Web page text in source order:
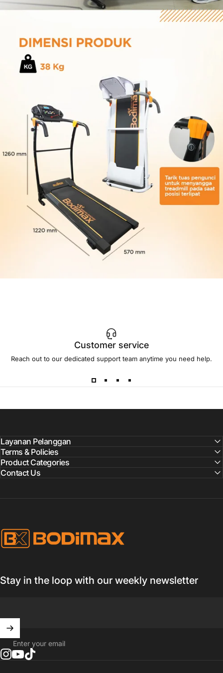
Customer service
Reach out to our dedicated support team anytime you need help.
Layanan Pelanggan
Terms & Policies
Product Categories
Contact Us
BODIMAX
Stay in the loop with our weekly newsletter
Enter your email